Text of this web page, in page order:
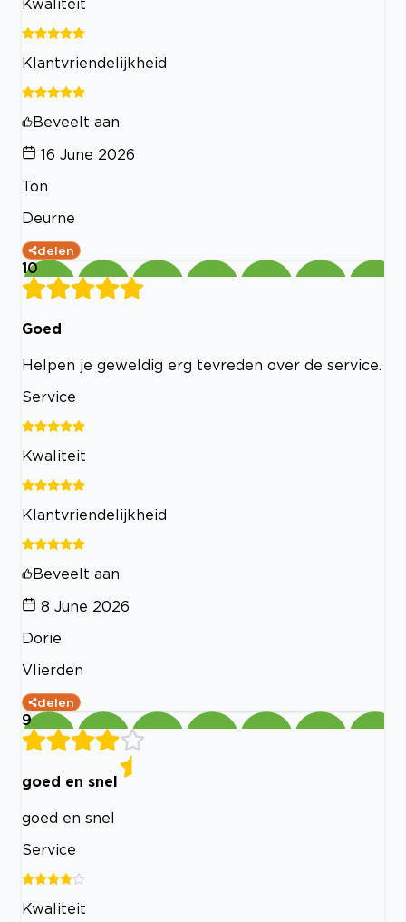
Kwaliteit
Klantvriendelijkheid
Beveelt aan
16 June 2026
Ton
Deurne
delen
10
Goed
Helpen je geweldig erg tevreden over de service.
Service
Kwaliteit
Klantvriendelijkheid
Beveelt aan
8 June 2026
Dorie
Vlierden
delen
9
goed en snel
goed en snel
Service
Kwaliteit